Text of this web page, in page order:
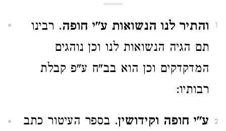
1 והתיר לנו הנשואות ע"י חופה. רבינו
תם הגיה הנשואות לנו וכן נוהגים
המדקדקים וכן הוא בב"ח ע"פ קבלת
רבותיו:
2 ע"י חופה וקידושין. בספר העיטור כתב